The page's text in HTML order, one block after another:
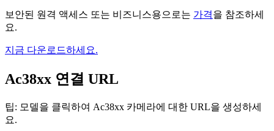
보안된 원격 액세스 또는 비즈니스용으로는 가격을 참조하세
요.
지금 다운로드하세요.
Ac38xx 연결 URL
팁: 모델을 클릭하여 Ac38xx 카메라에 대한 URL을 생성하세
요.